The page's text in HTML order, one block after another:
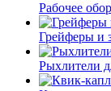
Рабочее
Грейферы и
Рыхлители